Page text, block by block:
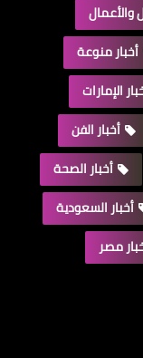
والأعمال
أخبار منوعة
الإمارات
أخبار الفن
أخبار الصحة
أخبار السعودية
مصر